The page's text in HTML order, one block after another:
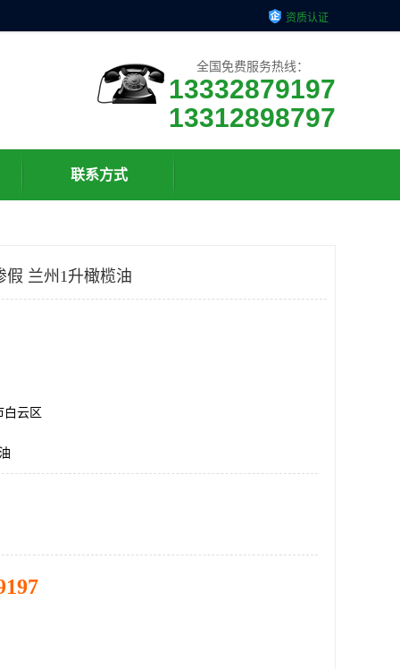
资质认证
全国免费服务热线：
13332879197
13312898797
联系方式
假 兰州1升橄榄油
白云区